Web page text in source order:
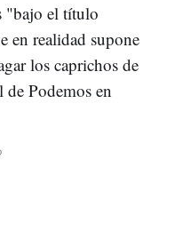
"bajo el título
en realidad supone
los caprichos de
de Podemos en